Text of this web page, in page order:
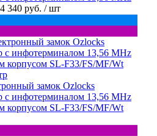
4 340 руб. / шт
замок Ozlocks
с инфотерминалом 13,56 MHz
корпусом SL-F33/FS/MF/Wt